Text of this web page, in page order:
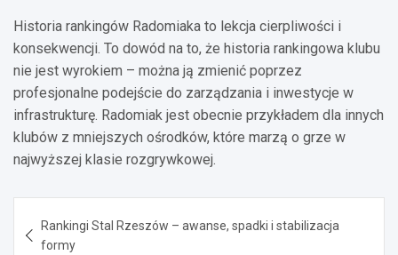
Historia rankingów Radomiaka to lekcja cierpliwości i
konsekwencji. To dowód na to, że historia rankingowa klubu
nie jest wyrokiem – można ją zmienić poprzez
profesjonalne podejście do zarządzania i inwestycje w
infrastrukturę. Radomiak jest obecnie przykładem dla innych
klubów z mniejszych ośrodków, które marzą o grze w
najwyższej klasie rozgrywkowej.
wpisu
Rankingi Stal Rzeszów – awanse, spadki i stabilizacja
formy